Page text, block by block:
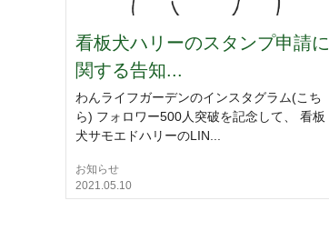
看板犬ハリーのスタンプ申請に
関する告知...
わんライフガーデンのインスタグラム(こち
ら) フォロワー500人突破を記念して、 看板
犬サモエドハリーのLIN...
お知らせ
2021.05.10